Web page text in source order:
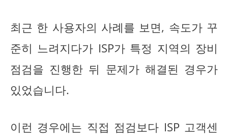
최근 한 사용자의 사례를 보면, 속도가 꾸
준히 느려지다가 ISP가 특정 지역의 장비
점검을 진행한 뒤 문제가 해결된 경우가
있었습니다.
이런 경우에는 직접 점검보다 ISP 고객센